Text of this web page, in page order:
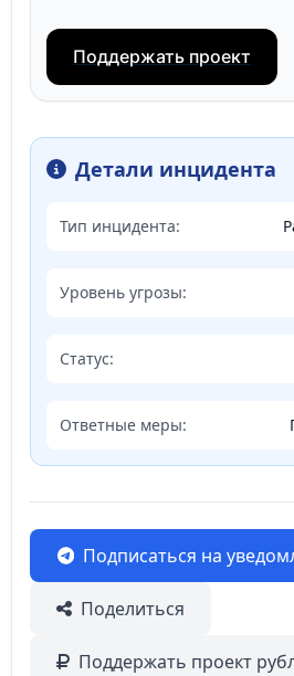
Поддержать проект
Детали инцидента
Тип инцидента:
Уровень угрозы:
Статус:
Ответные меры:
Подписаться на
Поделиться
Поддержать проект